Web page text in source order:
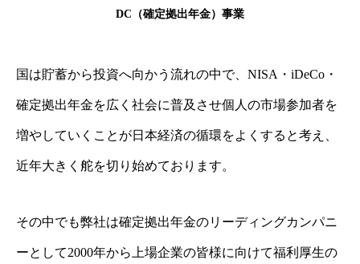
RECRUIT
POLICY
DC（確定拠出年金）事業
国は貯蓄から投資へ向かう流れの中で、NISA・iDeCo・
確定拠出年金を広く社会に普及させ個人の市場参加者を
増やしていくことが日本経済の循環をよくすると考え、
近年大きく舵を切り始めております。
その中でも弊社は確定拠出年金のリーディングカンパニ
ーとして2000年から上場企業の皆様に向けて福利厚生の